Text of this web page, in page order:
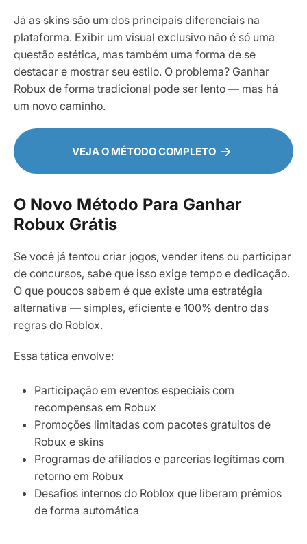
Já as skins são um dos principais diferenciais na
plataforma. Exibir um visual exclusivo não é só uma
questão estética, mas também uma forma de se
destacar e mostrar seu estilo. O problema? Ganhar
Robux de forma tradicional pode ser lento — mas há
um novo caminho.
VEJA O MÉTODO COMPLETO
O Novo Método Para Ganhar
Robux Grátis
Se você já tentou criar jogos, vender itens ou participar
de concursos, sabe que isso exige tempo e dedicação.
O que poucos sabem é que existe uma estratégia
alternativa — simples, eficiente e 100% dentro das
regras do Roblox.
Essa tática envolve:
Participação em eventos especiais com
recompensas em Robux
Promoções limitadas com pacotes gratuitos de
Robux e skins
Programas de afiliados e parcerias legítimas com
retorno em Robux
Desafios internos do Roblox que liberam prêmios
de forma automática